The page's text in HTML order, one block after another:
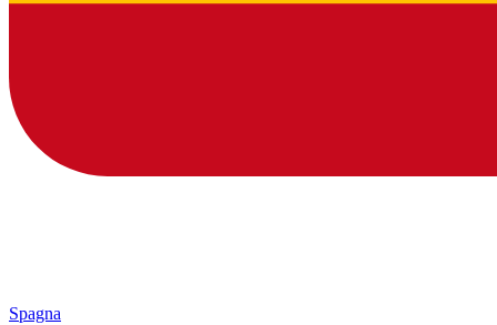
Spagna